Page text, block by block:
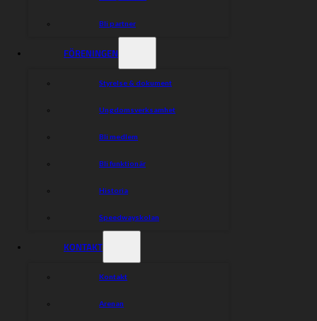
Bli partner
FÖRENINGEN
Styrelse & dokument
Ungdomsverksamhet
Bli medlem
Bli funktionär
Historia
Speedwayskolan
KONTAKT
Kontakt
Arenan